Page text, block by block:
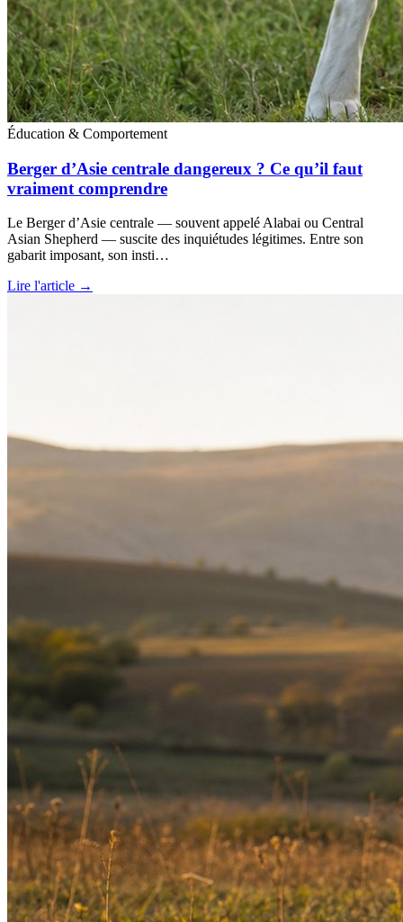
Éducation & Comportement
Berger d’Asie centrale dangereux ? Ce qu’il faut
vraiment comprendre
Le Berger d’Asie centrale — souvent appelé Alabai ou Central
Asian Shepherd — suscite des inquiétudes légitimes. Entre son
gabarit imposant, son insti…
Lire l'article →